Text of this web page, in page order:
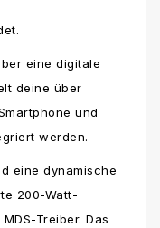
eine digitale
deine über
und
werden.
eine dynamische
200-Watt-
Treiber. Das